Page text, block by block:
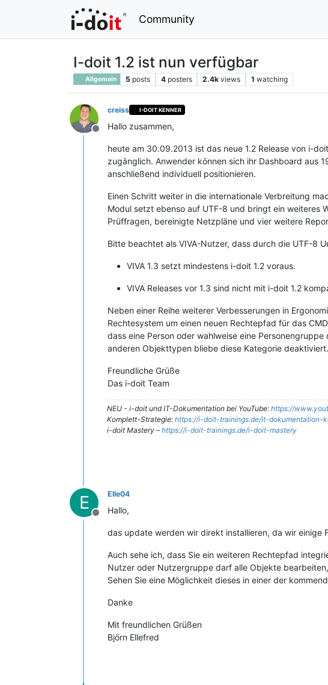
Community
I-doit 1.2 ist nun verfügbar
Allgemein 5 posts 4 posters 2.4k views 1 watching
Offline
creiss I-DOIT KENNER
Hallo zusammen,
heute am 30.09.2013 ist das neue 1.2 Release von i-
zugänglich. Anwender können sich ihr Dashboard aus
anschließend individuell positionieren.
Einen Schritt weiter in die internationale Verbreitung
Modul setzt ebenso auf UTF-8 und bringt ein weiteres
Prüffragen, bereinigte Netzpläne und vier weitere
Bitte beachtet als VIVA-Nutzer, dass durch die UTF-8
VIVA 1.3 setzt mindestens i-doit 1.2 voraus.
VIVA Releases vor 1.3 sind nicht mit i-doit 1.2
Neben einer Reihe weiterer Verbesserungen in
Rechtesystem um einen neuen Rechtepfad für das
dass eine Person oder wahlweise eine
anderen Objekttypen bliebe diese Kategorie deaktiviert.
Freundliche Grüße
Das i-doit Team
NEU - i-doit und IT-Dokumentation bei YouTube: https://
Komplett-Strategie: https://i-doit-trainings.de/it-dokumentation-
i-doit Mastery – https://i-doit-trainings.de/i-doit-mastery
E
Offline
Elle04
Hallo,
das update werden wir direkt installieren, da wir einige
Auch sehe ich, dass Sie ein weiteren Rechtepfad
Nutzer oder Nutzergruppe darf alle Objekte
Sehen Sie eine Möglichkeit dieses in einer der
Danke
Mit freundlichen Grüßen
Björn Ellefred